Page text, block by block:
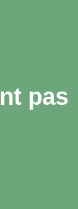
pas